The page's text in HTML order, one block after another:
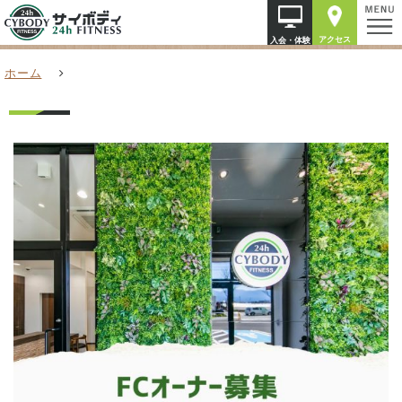
入会・体験 アクセス
ホーム